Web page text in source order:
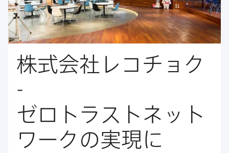
り
​
替
え
る
株式会社レコチョク
-
ゼロトラストネット
ワークの​実現に​